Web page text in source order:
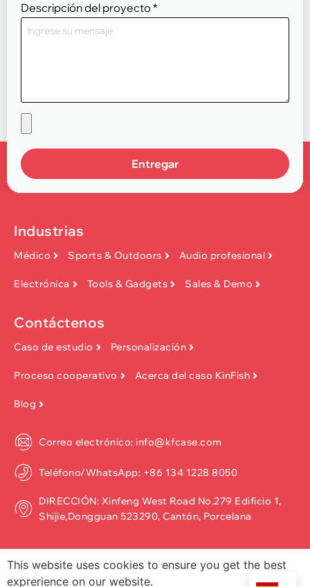
Descripción del proyecto *
Entregar
Industrias
Médico Sports & Outdoors Audio profesional
Electrónica Tools & Gadgets Sales & Demo
Contáctenos
Caso de estudio Personalización
Proceso cooperativo Acerca del caso KinFish
Blog
Correo electrónico: info@kfcase.com
Teléfono/WhatsApp: +86 134 1228 8050
DIRECCIÓN: Xinfeng West Road No.279 Edificio 1,
Shijie,Dongguan 523290, Cantón, Porcelana
This website uses cookies to ensure you get the best
exprerience on our website.